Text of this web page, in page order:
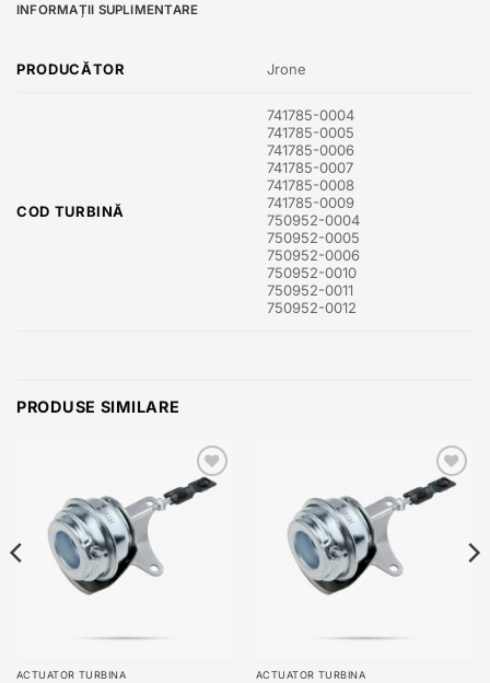
INFORMAȚII SUPLIMENTARE
PRODUCĂTOR Jrone
COD TURBINĂ
741785-0004
741785-0005
741785-0006
741785-0007
741785-0008
741785-0009
750952-0004
750952-0005
750952-0006
750952-0010
750952-0011
750952-0012
PRODUSE SIMILARE
Add to
wishlist
ACTUATOR TURBINA
Add to
wishlist
ACTUATOR TURBINA